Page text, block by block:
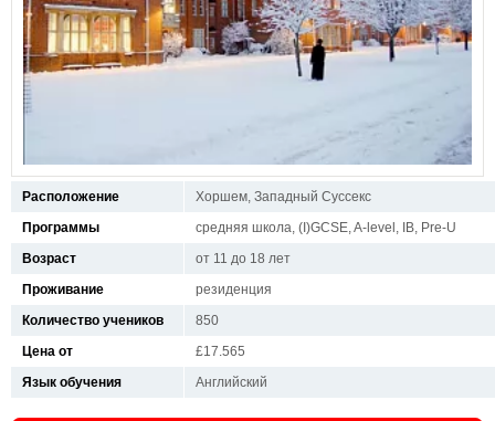
Расположение
Хоршем, Западный Суссекс
Программы
средняя школа, (I)GCSE, A-level, IB, Pre-U
Возраст
от 11 до 18 лет
Проживание
резиденция
Количество учеников
850
Цена от
£17.565
Язык обучения
Английский